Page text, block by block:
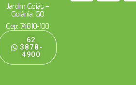
Jardim Goiás –
Goiânia, GO
Cep: 74810-100
62
3878-
4900